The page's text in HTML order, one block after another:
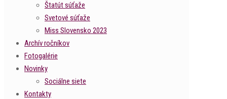
Štatút súťaže
Svetové súťaže
Miss Slovensko 2023
Archív ročníkov
Fotogalérie
Novinky
Sociálne siete
Kontakty